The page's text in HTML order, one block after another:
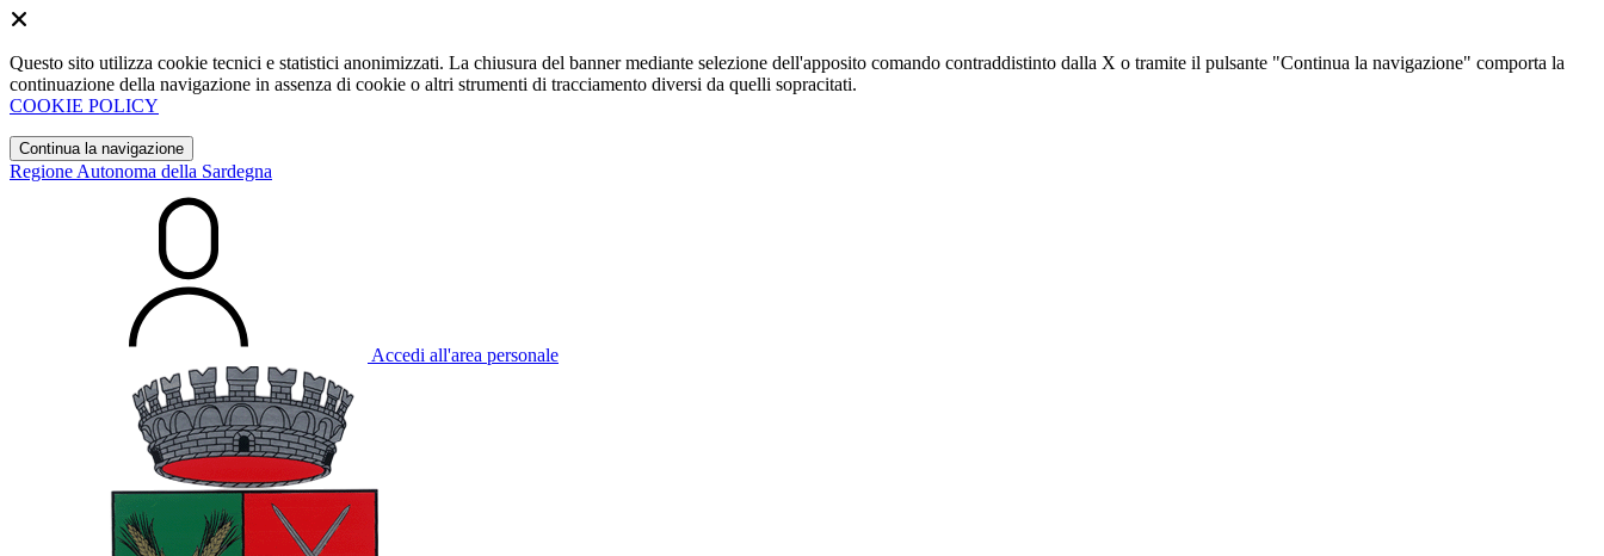
Questo sito utilizza cookie tecnici e statistici anonimizzati. La chiusura del banner mediante selezione dell'apposito comando contraddistinto dalla X o tramite il pulsante "Continua la navigazione" comporta la
continuazione della navigazione in assenza di cookie o altri strumenti di tracciamento diversi da quelli sopracitati.
COOKIE POLICY
Continua la navigazione
Regione Autonoma della Sardegna
Accedi all'area personale